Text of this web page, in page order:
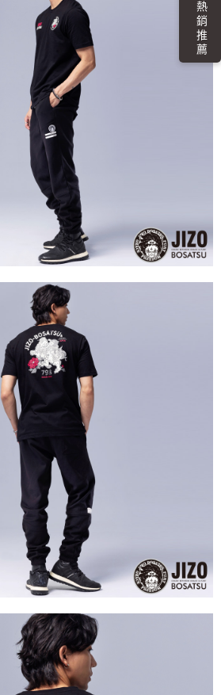
熱 銷 推 薦
若仍有額度不足之情形，本公司將視審查結果
使用他人資訊註冊。若發現惡意使用之情形，
停止該用戶之使用額度並採取法律行動。
查看運費